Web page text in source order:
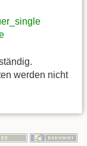
werden nicht